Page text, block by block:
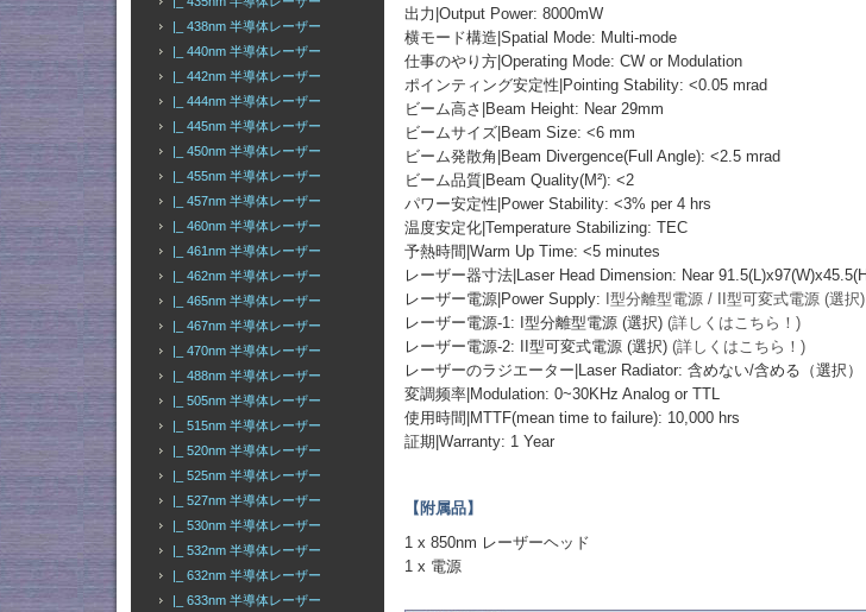
|_ 438nm 半導体レーザー
|_ 440nm 半導体レーザー
|_ 442nm 半導体レーザー
|_ 444nm 半導体レーザー
|_ 445nm 半導体レーザー
|_ 450nm 半導体レーザー
|_ 455nm 半導体レーザー
|_ 457nm 半導体レーザー
|_ 460nm 半導体レーザー
|_ 461nm 半導体レーザー
|_ 462nm 半導体レーザー
|_ 465nm 半導体レーザー
|_ 467nm 半導体レーザー
|_ 470nm 半導体レーザー
|_ 488nm 半導体レーザー
|_ 505nm 半導体レーザー
|_ 515nm 半導体レーザー
|_ 520nm 半導体レーザー
|_ 525nm 半導体レーザー
|_ 527nm 半導体レーザー
|_ 530nm 半導体レーザー
|_ 532nm 半導体レーザー
|_ 632nm 半導体レーザー
|_ 633nm 半導体レーザー
出力|Output Power: 8000mW
横モード構造|Spatial Mode: Multi-mode
仕事のやり方|Operating Mode: CW or Modulation
ポインティング安定性|Pointing Stability: <0.05 mrad
ビーム高さ|Beam Height: Near 29mm
ビームサイズ|Beam Size: <6 mm
ビーム発散角|Beam Divergence(Full Angle): <2.5 mrad
ビーム品質|Beam Quality(M²): <2
パワー安定性|Power Stability: <3% per 4 hrs
温度安定化|Temperature Stabilizing: TEC
予熱時間|Warm Up Time: <5 minutes
レーザー器寸法|Laser Head Dimension: Near
レーザー電源|Power Supply: I型分離型電源 / II型可変式電源 (選択)
レーザー電源-1: I型分離型電源 (選択)(詳しくはこちら！)
レーザー電源-2: II型可変式電源 (選択)(詳しくはこちら！)
レーザーのラジエーター|Laser Radiator: 含めない/含める（選択
変調频率|Modulation: 0~30KHz Analog or TTL
使用時間|MTTF(mean time to failure): 10,000 hrs
証期|Warranty: 1 Year
【附属品】
1 x 850nm レーザーヘッド
1 x 電源